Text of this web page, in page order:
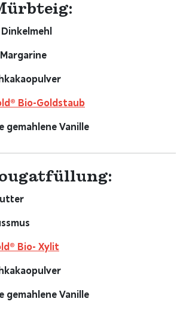
Bio-Goldstaub
gemahlene Vanille
Bio- Xylit
gemahlene Vanille